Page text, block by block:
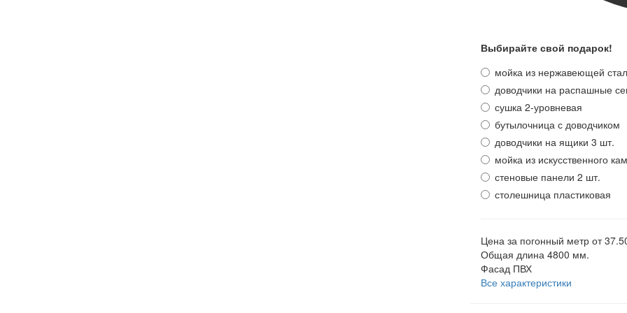
Выбирайте свой подарок!
мойка из нержавеющей
доводчики на распашные
сушка 2-уровневая
бутылочница с доводчиком
доводчики на ящики 3 шт.
мойка из искусственного
стеновые панели 2 шт.
столешница пластиковая
Цена за погонный метр от
Общая длина 4800 мм.
Фасад ПВХ
Все характеристики